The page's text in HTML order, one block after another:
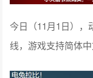
今日（11月1日），
线，游戏支持简体